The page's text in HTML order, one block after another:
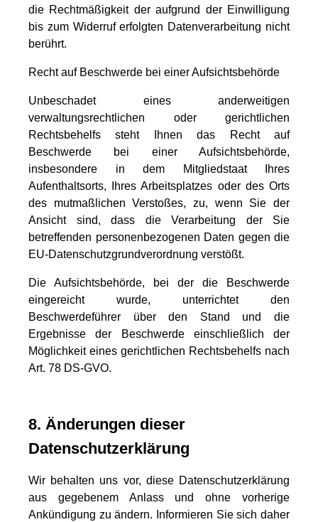
die Rechtmäßigkeit der aufgrund der Einwilligung
bis zum Widerruf erfolgten Datenverarbeitung nicht
berührt.
Recht auf Beschwerde bei einer Aufsichtsbehörde
Unbeschadet eines anderweitigen
verwaltungsrechtlichen oder gerichtlichen
Rechtsbehelfs steht Ihnen das Recht auf
Beschwerde bei einer Aufsichtsbehörde,
insbesondere in dem Mitgliedstaat Ihres
Aufenthaltsorts, Ihres Arbeitsplatzes oder des Orts
des mutmaßlichen Verstoßes, zu, wenn Sie der
Ansicht sind, dass die Verarbeitung der Sie
betreffenden personenbezogenen Daten gegen die
EU-Datenschutzgrundverordnung verstößt.
Die Aufsichtsbehörde, bei der die Beschwerde
eingereicht wurde, unterrichtet den
Beschwerdeführer über den Stand und die
Ergebnisse der Beschwerde einschließlich der
Möglichkeit eines gerichtlichen Rechtsbehelfs nach
Art. 78 DS-GVO.
8. Änderungen dieser
Datenschutzerklärung
Wir behalten uns vor, diese Datenschutzerklärung
aus gegebenem Anlass und ohne vorherige
Ankündigung zu ändern. Informieren Sie sich daher